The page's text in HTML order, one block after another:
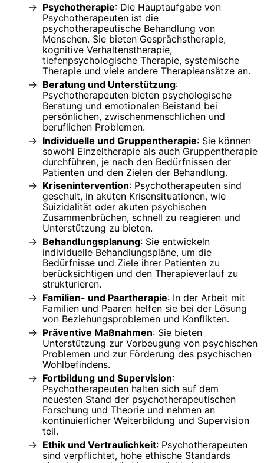
Psychotherapie: Die Hauptaufgabe von
Psychotherapeuten ist die
psychotherapeutische Behandlung von
Menschen. Sie bieten Gesprächstherapie,
kognitive Verhaltenstherapie,
tiefenpsychologische Therapie, systemische
Therapie und viele andere Therapieansätze an.
Beratung und Unterstützung:
Psychotherapeuten bieten psychologische
Beratung und emotionalen Beistand bei
persönlichen, zwischenmenschlichen und
beruflichen Problemen.
Individuelle und Gruppentherapie: Sie können
sowohl Einzeltherapie als auch Gruppentherapie
durchführen, je nach den Bedürfnissen der
Patienten und den Zielen der Behandlung.
Krisenintervention: Psychotherapeuten sind
geschult, in akuten Krisensituationen, wie
Suizidalität oder akuten psychischen
Zusammenbrüchen, schnell zu reagieren und
Unterstützung zu bieten.
Behandlungsplanung: Sie entwickeln
individuelle Behandlungspläne, um die
Bedürfnisse und Ziele ihrer Patienten zu
berücksichtigen und den Therapieverlauf zu
strukturieren.
Familien- und Paartherapie: In der Arbeit mit
Familien und Paaren helfen sie bei der Lösung
von Beziehungsproblemen und Konflikten.
Präventive Maßnahmen: Sie bieten
Unterstützung zur Vorbeugung von psychischen
Problemen und zur Förderung des psychischen
Wohlbefindens.
Fortbildung und Supervision:
Psychotherapeuten halten sich auf dem
neuesten Stand der psychotherapeutischen
Forschung und Theorie und nehmen an
kontinuierlicher Weiterbildung und Supervision
teil.
Ethik und Vertraulichkeit: Psychotherapeuten
sind verpflichtet, hohe ethische Standards